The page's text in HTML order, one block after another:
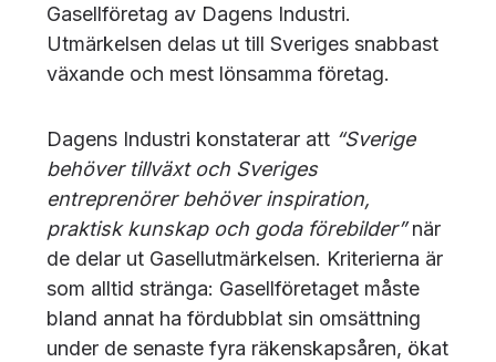
Gasellföretag av Dagens Industri.
Utmärkelsen delas ut till Sveriges snabbast
växande och mest lönsamma företag.
Dagens Industri konstaterar att “Sverige
behöver tillväxt och Sveriges
entreprenörer behöver inspiration,
praktisk kunskap och goda förebilder”när
de delar ut Gasellutmärkelsen. Kriterierna är
som alltid stränga: Gasellföretaget måste
bland annat ha fördubblat sin omsättning
under de senaste fyra räkenskapsåren, ökat